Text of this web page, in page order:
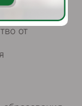
институт
от